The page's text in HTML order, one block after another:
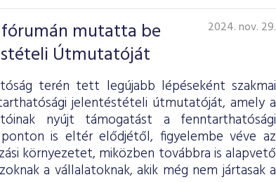
mutatta be
Útmutatóját
2024. nov. 29.
terén tett legújabb lépéseként szakmai
jelentéstételi útmutatóját, amely a
nyújt támogatást a fenntarthatósági
is eltér elődjétől, figyelembe véve az
környezetet, miközben továbbra is alapvető
a vállalatoknak, akik még nem jártasak a